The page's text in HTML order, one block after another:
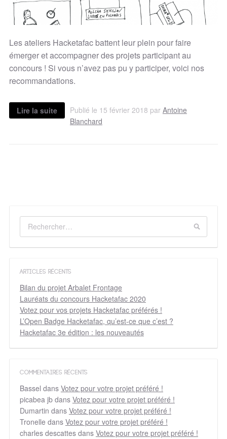
Les ateliers Hacketafac battent leur plein pour faire
émerger et accompagner des projets participant au
concours ! Si vous n’avez pas pu y participer, voici nos
recommandations.
Lire la suite Publié le 15 février 2018 par Antoine
Blanchard
ARTICLES RÉCENTS
Bilan du projet Arbalet Frontage
Lauréats du concours Hacketafac 2020
Votez pour vos projets Hacketafac préférés !
L’Open Badge Hacketafac, qu’est-ce que c’est ?
Hacketafac 3e édition : les nouveautés
COMMENTAIRES RÉCENTS
Bassel dans Votez pour votre projet préféré !
picabea jbdans Votez pour votre projet préféré !
Dumartin dans Votez pour votre projet préféré !
Tronelle dans Votez pour votre projet préféré !
charles descattesdans Votez pour votre projet préféré !